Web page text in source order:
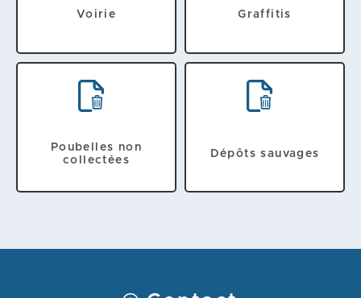
Voirie Graffitis
Poubelles non
collectées
Dépôts sauvages